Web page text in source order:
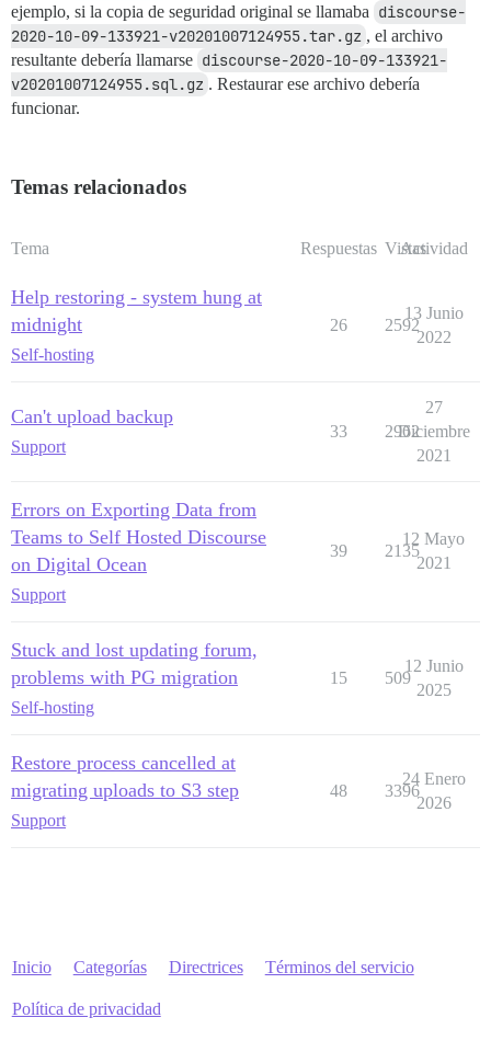
ejemplo, si la copia de seguridad original se llamaba discourse-
2020-10-09-133921-v20201007124955.tar.gz , el archivo
resultante debería llamarse discourse-2020-10-09-133921-
v20201007124955.sql.gz . Restaurar ese archivo debería
funcionar.
Temas relacionados
Tema Respuestas Vistas
Actividad
Help restoring - system hung at
midnight
Self-hosting
26 2592
13 Junio
2022
Can't upload backup
Support
33 2962
27
Diciembre
2021
Errors on Exporting Data from
Teams to Self Hosted Discourse
on Digital Ocean
Support
39 2135
12 Mayo
2021
Stuck and lost updating forum,
problems with PG migration
Self-hosting
15 509
12 Junio
2025
Restore process cancelled at
migrating uploads to S3 step
Support
48 3396
24 Enero
2026
Inicio Categorías Directrices Términos del servicio
Política de privacidad